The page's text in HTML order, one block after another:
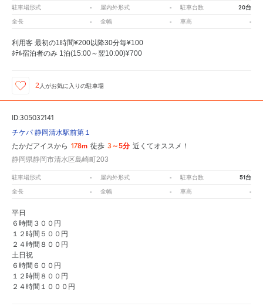
駐車場形式 - 屋内外形式 - 駐車台数 20台
全長 - 全幅 - 車高 -
利用客 最初の1時間¥200以降30分毎¥100
ﾎﾃﾙ宿泊者のみ 1泊(15:00～翌10:00)¥700
2 人がお気に入りの駐車場
ID:305032141
チケパ 静岡清水駅前第１
たかだアイスから 178m 徒歩 3～5分 近くてオススメ！
静岡県静岡市清水区島崎町203
駐車場形式 - 屋内外形式 - 駐車台数 51台
全長 - 全幅 - 車高 -
平日
６時間３００円
１２時間５００円
２４時間８００円
土日祝
６時間６００円
１２時間８００円
２４時間１０００円